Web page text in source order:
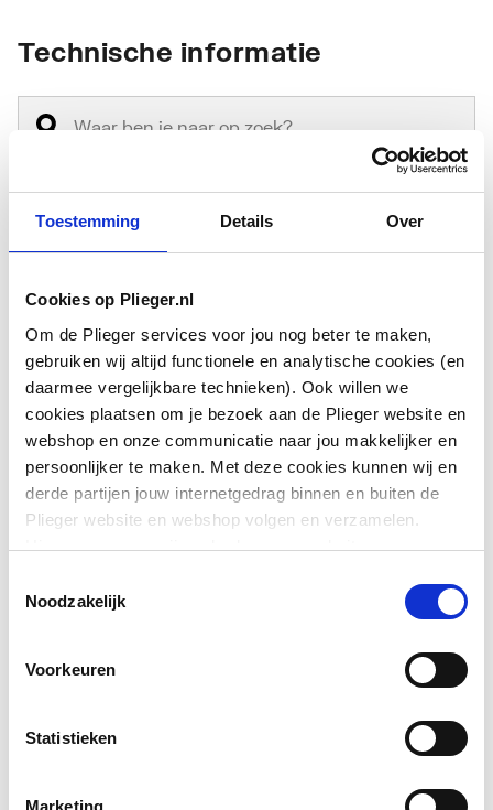
Toestemming Details Over
Cookies op Plieger.nl
Om de Plieger services voor jou nog beter te maken,
gebruiken wij altijd functionele en analytische cookies (en
daarmee vergelijkbare technieken). Ook willen we
cookies plaatsen om je bezoek aan de Plieger website en
webshop en onze communicatie naar jou makkelijker en
persoonlijker te maken. Met deze cookies kunnen wij en
derde partijen jouw internetgedrag binnen en buiten de
Plieger website en webshop volgen en verzamelen.
Hiermee passen wij en derden onze website, app,
We slaan je cookievoorkeur op in je browser.
Noodzakelijk
Voorkeuren
Statistieken
Marketing
Technische informatie
Onderdeel
Downloads
Bouwtekeningimage/png, 17 KB